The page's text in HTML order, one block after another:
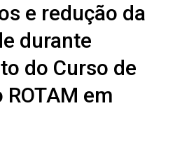
e redução da
durante
do Curso de
em